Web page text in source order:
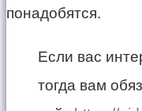
понадобятся.
Если вас
тогда вам